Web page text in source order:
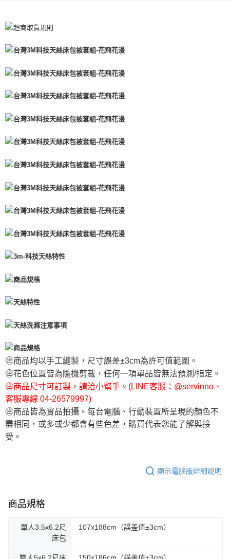
㊟商品均以手工縫製，尺寸誤差±3cm為許可值範圍。
㊟花色位置皆為隨機剪裁，任何一項單品皆無法預測/指定。
㊟商品尺寸可訂製，請洽小幫手。(LINE客服：@servinno、
客服專線 04-26579997)
㊟商品皆為實品拍攝。每台電腦、行動裝置所呈現的顏色不
盡相同，或多或少都會有些色差，購買代表您能了解與接
受。
顯示電腦版詳細說明
商品規格
單人3.5x6.2尺
床包
107x188cm（誤差值±3cm）